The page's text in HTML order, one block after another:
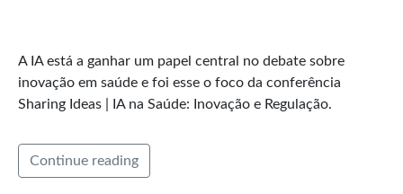
A IA está a ganhar um papel central no debate sobre
inovação em saúde e foi esse o foco da conferência
Sharing Ideas | IA na Saúde: Inovação e Regulação.
Continue reading